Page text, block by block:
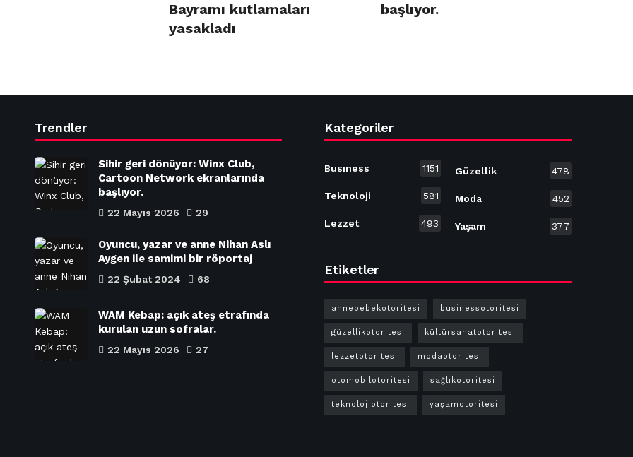
Bayramı kutlamaları
yasakladı
başlıyor.
Trendler
Sihir geri dönüyor: Winx Club,
Cartoon Network ekranlarında
başlıyor.
22 Mayıs 2026 29
Oyuncu, yazar ve anne Nihan Aslı
Aygen ile samimi bir röportaj
22 Şubat 2024 68
WAM Kebap: açık ateş etrafında
kurulan uzun sofralar.
22 Mayıs 2026 27
Kategoriler
Busıness 1151
Teknoloji 581
Lezzet 493
Güzellik 478
Moda 452
Yaşam 377
Etiketler
annebebekotoritesi businessotoritesi
güzellikotoritesi kültürsanatotoritesi
lezzetotoritesi modaotoritesi
otomobilotoritesi sağlıkotoritesi
teknolojiotoritesi yaşamotoritesi